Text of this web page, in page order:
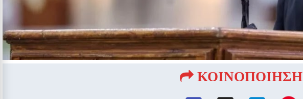
ΚΟΙΝΟΠΟΙΗΣΗ